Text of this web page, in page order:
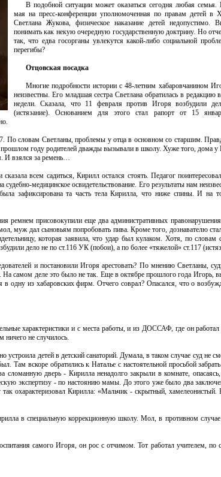
В подобной ситуации может оказаться сегодня любая
мая на пресс-конференции уполномоченная по правам детей в
Светлана Жукова, физическое наказание детей недопустимо.
понимать как некую очередную государственную доктрину. Но
так, что едва госорганы увлекутся какой-либо социальной
перегибы?
Отцовская посадка
Многие подробности истории с 48-летним хабаровчанином
неизвестны. Его младшая сестра Светлана обратилась в редакцию
недели. Сказала, что 11 февраля против Игоря возбудили
(истязание). Основанием для этого стал рапорт от 15
По словам Светланы, проблемы у отца в основном со старшим.
году родителей дважды вызывали в школу. Хуже того, дома
И взялся за ремень…
всем садиться, Кирилл остался стоять. Педагог
медицинское освидетельствование. Его результаты нам
зафиксирована та часть тела Кирилла, что ниже спины. И на
ремнем присовокупили еще два административных
муж дал сыновьям попробовать пива. Кроме того, дознавателю стал
которая заявила, что удар был кулаком. Хотя, по словам
дело не по ст.116 УК (побои), а по более «тяжелой» ст.117
и постановили Игоря арестовать? По мнению Светланы,
На самом деле это было не так. Еще в октябре прошлого года Игорь,
одну из хабаровских фирм. Отчего соврал? Опасался, что о
характеристики и с места работы, и из ДОССАФ, где он
не случилось.
детей в детский санаторий. Думала, в таком случае суд не
вскоре обратились к Наталье с настоятельной просьбой
сломанную дверь - Кирилла ненадолго закрыли в комнате,
экспертизу - по настоянию мамы. До этого уже было два
охарактеризовал Кирилла: «Мальчик - скрытный, хамелеонистый.
в специальную коррекционную школу. Мол, в противном случае
самого Игоря, он рос с отчимом. Тот работал учителем, по